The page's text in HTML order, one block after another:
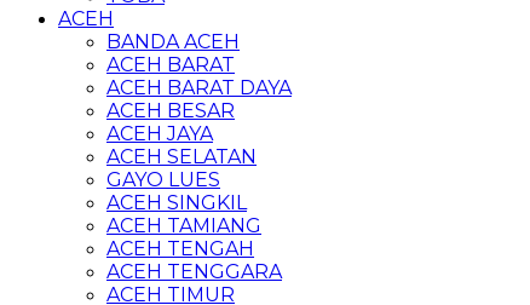
ACEH
BANDA ACEH
ACEH BARAT
ACEH BARAT DAYA
ACEH BESAR
ACEH JAYA
ACEH SELATAN
GAYO LUES
ACEH SINGKIL
ACEH TAMIANG
ACEH TENGAH
ACEH TENGGARA
ACEH TIMUR